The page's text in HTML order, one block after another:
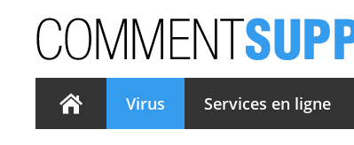
Virus Services en ligne